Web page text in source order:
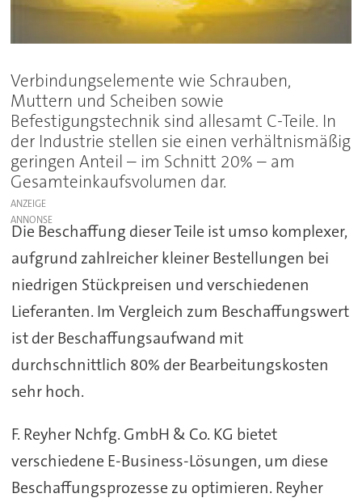
Verbindungselemente wie Schrauben,
Muttern und Scheiben sowie
Befestigungstechnik sind allesamt C-Teile. In
der Industrie stellen sie einen verhältnismäßig
geringen Anteil – im Schnitt 20% – am
Gesamteinkaufsvolumen dar.
ANZEIGE
Die Beschaffung dieser Teile ist umso komplexer,
aufgrund zahlreicher kleiner Bestellungen bei
niedrigen Stückpreisen und verschiedenen
Lieferanten. Im Vergleich zum Beschaffungswert
ist der Beschaffungsaufwand mit
durchschnittlich 80% der Bearbeitungskosten
sehr hoch.
F. Reyher Nchfg. GmbH & Co. KG bietet
verschiedene E-Business-Lösungen, um diese
Beschaffungsprozesse zu optimieren. Reyher